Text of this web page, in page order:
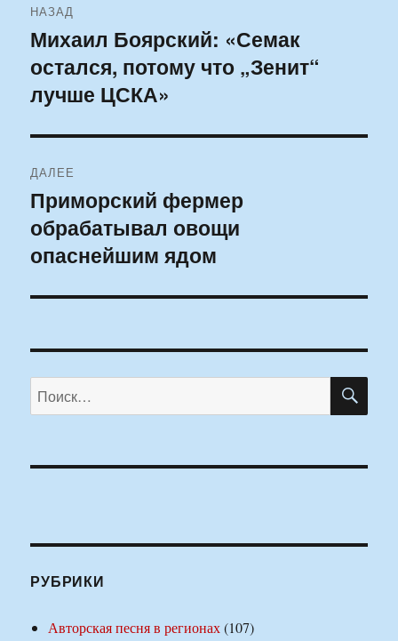
по
записям
НАЗАД
Предыдущая
запись:
Михаил Боярский: «Семак
остался, потому что „Зенит“
лучше ЦСКА»
ДАЛЕЕ
Следующая
запись:
Приморский фермер
обрабатывал овощи
опаснейшим ядом
Искать:
РУБРИКИ
Авторская песня в регионах(107)